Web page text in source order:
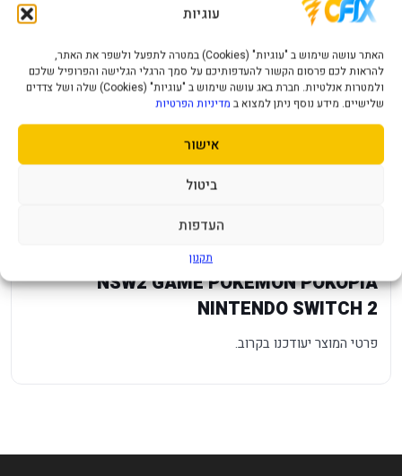
עוגיות
האתר עושה שימוש ב "עוגיות" (Cookies) במטרה לתפעל ולשפר את האתר,
להראות לכם פרסום הקשור להעדפותיכם על סמך הרגלי הגלישה והפרופיל שלכם
ולמטרות אנלטיות. חברת באג עושה שימוש ב "עוגיות" (Cookies) שלה ושל צדדים
שלישיים. מידע נוסף ניתן למצוא ב מדיניות הפרטיות
אישור
ביטול
העדפות
תקנון
מחיר משלוח ₪49 12 חודשי אחריות
תמיכה ושירות
מענה מהיר ומקצועי
תשלום מאובטח
תקן SSL מאובטח
מפרט טכני
NSW2 GAME POKEMON POKOPIA
NINTENDO SWITCH 2
פרטי המוצר יעודכנו בקרוב.